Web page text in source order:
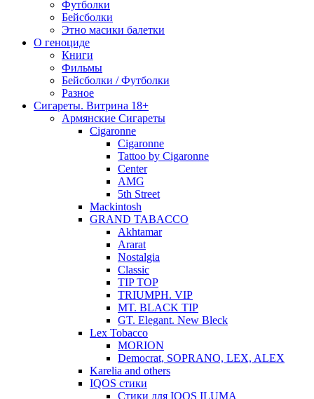
Футболки
Бейсболки
Этно масики балетки
О геноциде
Книги
Фильмы
Бейсболки / Футболки
Разное
Сигареты. Витрина 18+
Армянские Сигареты
Cigaronne
Cigaronne
Tattoo by Cigaronne
Center
AMG
5th Street
Mackintosh
GRAND TABACCO
Akhtamar
Ararat
Nostalgia
Classic
TIP TOP
TRIUMPH. VIP
MT. BLACK TIP
GT. Elegant. New Bleck
Lex Tobacco
MORION
Democrat, SOPRANO, LEX, ALEX
Karelia and others
IQOS стики
Стики для IQOS ILUMA